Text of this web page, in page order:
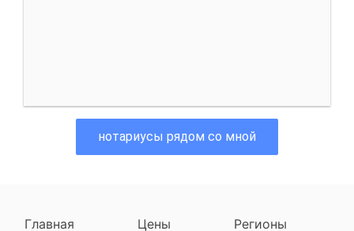
нотариусы рядом со мной
Главная Цены Регионы